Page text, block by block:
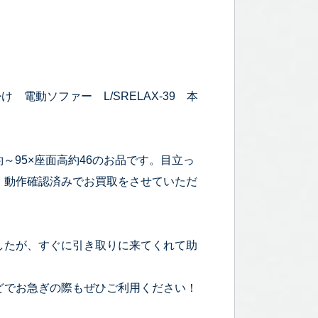
け 電動ソファー L/SRELAX-39 本
95×座面高約46のお品です。目立っ
作確認済みでお買取をさせていただ
が、すぐに引き取りに来てくれて助
お急ぎの際もぜひご利用ください！